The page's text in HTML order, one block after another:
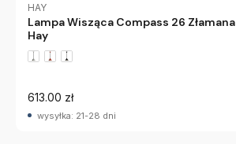
HAY
Lampa Wisząca Compass 26
Hay
613.00 zł
wysyłka: 21-28 dni